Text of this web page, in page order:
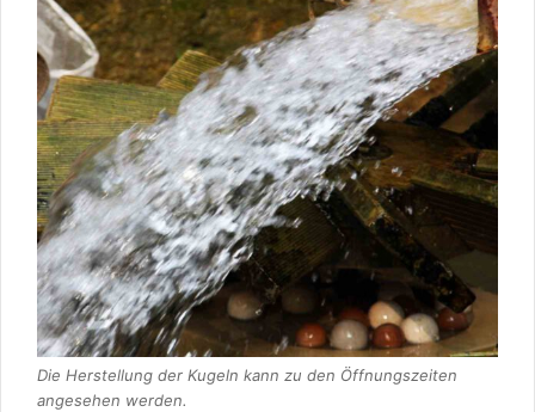
Die Herstellung der Kugeln kann zu den Öffnungszeiten
angesehen werden.